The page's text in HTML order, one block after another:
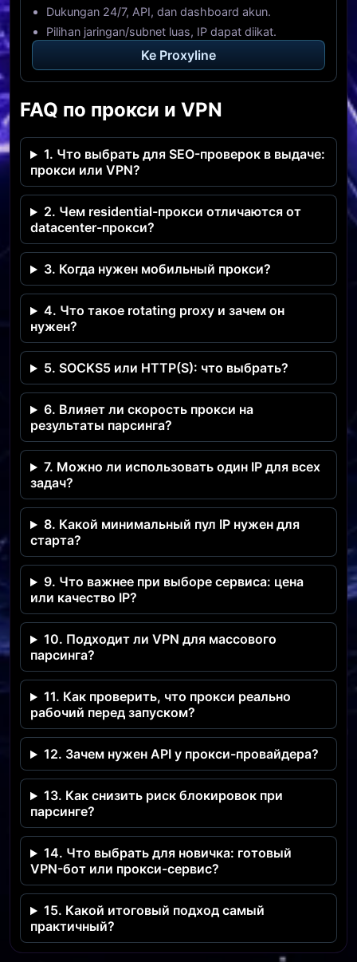
Dukungan 24/7, API, dan dashboard akun.
Pilihan jaringan/subnet luas, IP dapat diikat.
Ke Proxyline
FAQ по прокси и VPN
1. Что выбрать для SEO-проверок в выдаче:
прокси или VPN?
2. Чем residential-прокси отличаются от
datacenter-прокси?
3. Когда нужен мобильный прокси?
4. Что такое rotating proxy и зачем он
нужен?
5. SOCKS5 или HTTP(S): что выбрать?
6. Влияет ли скорость прокси на
результаты парсинга?
7. Можно ли использовать один IP для всех
задач?
8. Какой минимальный пул IP нужен для
старта?
9. Что важнее при выборе сервиса: цена
или качество IP?
10. Подходит ли VPN для массового
парсинга?
11. Как проверить, что прокси реально
рабочий перед запуском?
12. Зачем нужен API у прокси-провайдера?
13. Как снизить риск блокировок при
парсинге?
14. Что выбрать для новичка: готовый
VPN-бот или прокси-сервис?
15. Какой итоговый подход самый
практичный?